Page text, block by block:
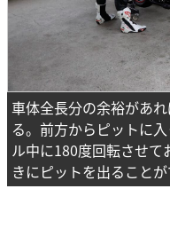
車体全長分の余裕があ
る。前方からピットに
ル中に180度回転させ
きにピットを出ることが